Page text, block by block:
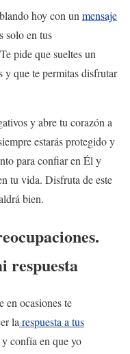
hoy con un mensaje
solo en tus
pide que sueltes un
y que te permitas disfrutar
y abre tu corazón a
estarás protegido y
para confiar en Él y
tu vida. Disfruta de este
bien.
respuesta
en ocasiones te
la respuesta a tus
confía en que yo